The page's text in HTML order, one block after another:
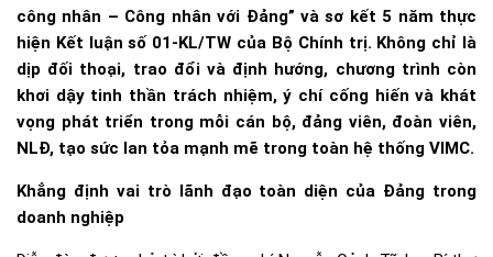
công nhân – Công nhân với Đảng” và sơ kết 5 năm thực
hiện Kết luận số 01-KL/TW của Bộ Chính trị. Không chỉ là
dịp đối thoại, trao đổi và định hướng, chương trình còn
khơi dậy tinh thần trách nhiệm, ý chí cống hiến và khát
vọng phát triển trong mỗi cán bộ, đảng viên, đoàn viên,
NLĐ, tạo sức lan tỏa mạnh mẽ trong toàn hệ thống VIMC.
Khẳng định vai trò lãnh đạo toàn diện của Đảng trong
doanh nghiệp